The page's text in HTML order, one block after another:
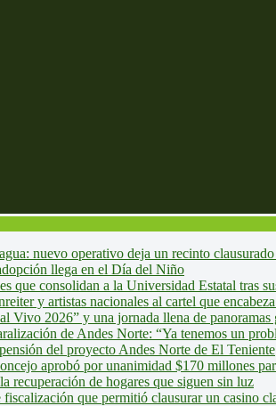
nuevo operativo deja un recinto
llega en el Día del Niño
que consolidan a la Universidad Estatal tras
y artistas nacionales al cartel que
Vivo 2026” y una jornada llena de panoramas
de Andes Norte: “Ya tenemos un
del proyecto Andes Norte de El Teniente
aprobó por unanimidad $170 millones
recuperación de hogares que siguen sin luz
que permitió clausurar un casino